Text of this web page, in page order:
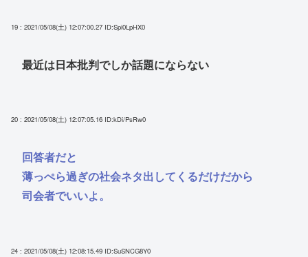
19 : 2021/05/08(土) 12:07:00.27 ID:Spi0LpHX0
最近は日本批判でしか話題にならない
20 : 2021/05/08(土) 12:07:05.16 ID:kDi/PsRw0
回答者だと
薄っぺら過ぎの社会ネタ出してくるだけだから
司会者でいいよ。
24 : 2021/05/08(土) 12:08:15.49 ID:SuSNCG8Y0